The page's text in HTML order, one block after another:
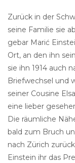
Zurück in der
seine Familie sie
gebar Marić
Ort, an den ihn
sie ihn 1914 auch
Briefwechsel und
seiner Cousine
eine lieber
Die räumliche
bald zum Bruch
nach Zürich
Einstein ihr das